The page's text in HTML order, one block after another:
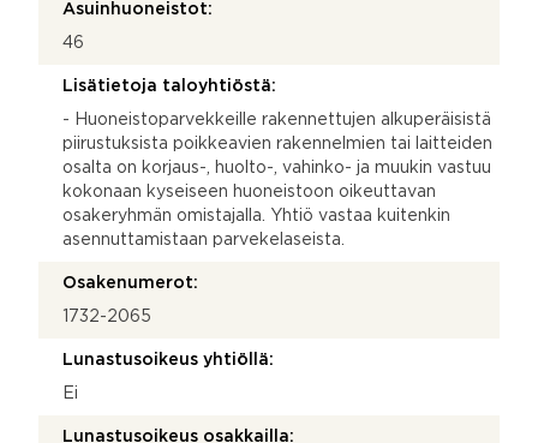
Asuinhuoneistot:
46
Lisätietoja taloyhtiöstä:
- Huoneistoparvekkeille rakennettujen alkuperäisistä
piirustuksista poikkeavien rakennelmien tai laitteiden
osalta on korjaus-, huolto-, vahinko- ja muukin vastuu
kokonaan kyseiseen huoneistoon oikeuttavan
osakeryhmän omistajalla. Yhtiö vastaa kuitenkin
asennuttamistaan parvekelaseista.
Osakenumerot:
1732-2065
Lunastusoikeus yhtiöllä:
Ei
Lunastusoikeus osakkailla: